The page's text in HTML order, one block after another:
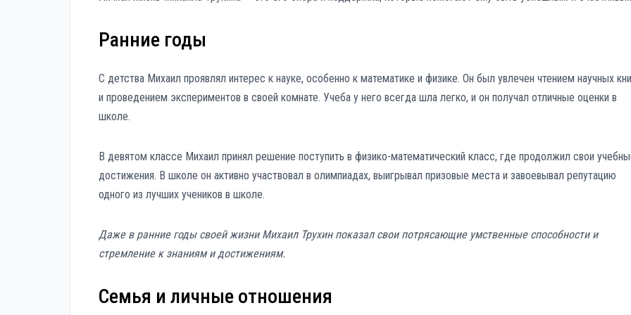
Ранние годы
С детства Михаил проявлял интерес к науке, особенно к математике и физике. Он был увлечен чтением научных
и проведением экспериментов в своей комнате. Учеба у него всегда шла легко, и он получал отличные оценки в
школе.
В девятом классе Михаил принял решение поступить в физико-математический класс, где продолжил свои
достижения. В школе он активно участвовал в олимпиадах, выигрывал призовые места и завоевывал репутацию
одного из лучших учеников в школе.
Даже в ранние годы своей жизни Михаил Трухин показал свои потрясающие умственные способности и
стремление к знаниям и достижениям.
Семья и личные отношения